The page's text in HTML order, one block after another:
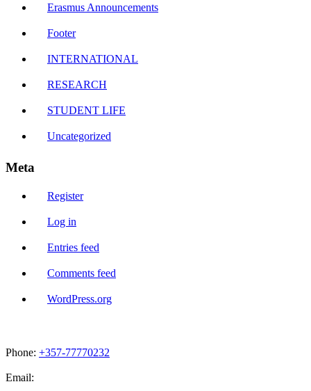
Erasmus Announcements
Footer
INTERNATIONAL
RESEARCH
STUDENT LIFE
Uncategorized
Meta
Register
Log in
Entries feed
Comments feed
WordPress.org
Phone: +357-77770232
Email: